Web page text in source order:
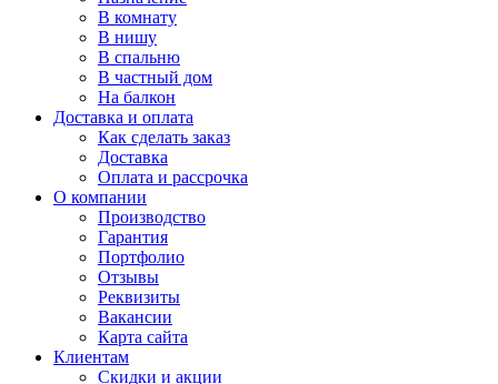
В комнату
В нишу
В спальню
В частный дом
На балкон
Доставка и оплата
Как сделать заказ
Доставка
Оплата и рассрочка
О компании
Производство
Гарантия
Портфолио
Отзывы
Реквизиты
Вакансии
Карта сайта
Клиентам
Скидки и акции